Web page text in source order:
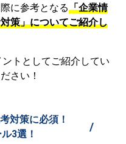
に参考となる「企業情
策」についてご紹介し
トとしてご紹介してい
さい！
対策に必須！
3選！
/